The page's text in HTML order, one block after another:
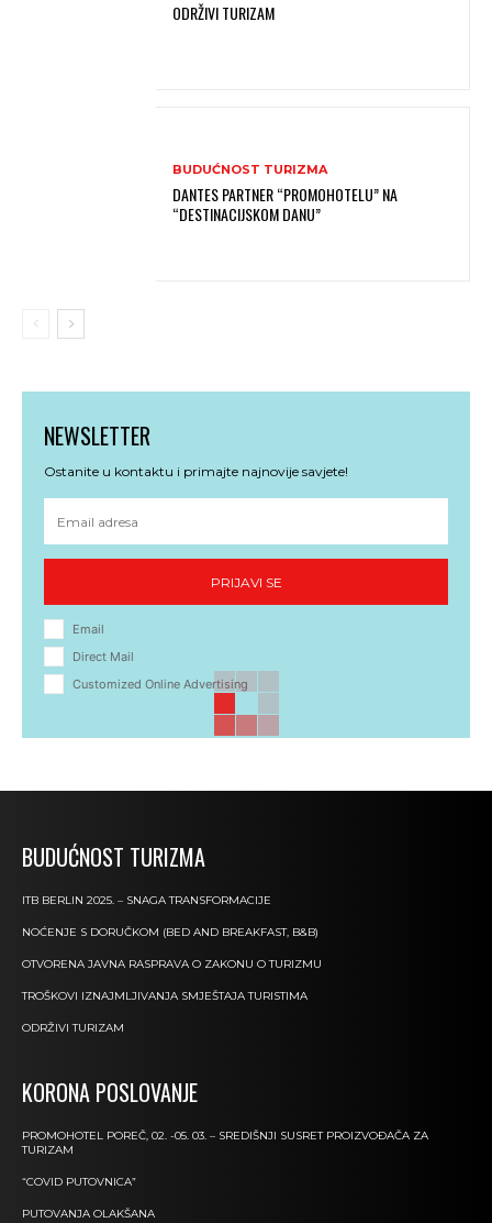
ODRŽIVI TURIZAM
BUDUĆNOST TURIZMA
DANTES PARTNER “PROMOHOTELU” NA
“DESTINACIJSKOM DANU”
NEWSLETTER
Ostanite u kontaktu i primajte najnovije savjete!
PRIJAVI SE
Email
Direct Mail
Customized Online Advertising
BUDUĆNOST TURIZMA
ITB BERLIN 2025. – SNAGA TRANSFORMACIJE
NOĆENJE S DORUČKOM (BED AND BREAKFAST, B&B)
OTVORENA JAVNA RASPRAVA O ZAKONU O TURIZMU
TROŠKOVI IZNAJMLJIVANJA SMJEŠTAJA TURISTIMA
ODRŽIVI TURIZAM
KORONA POSLOVANJE
PROMOHOTEL POREČ, 02. -05. 03. – SREDIŠNJI SUSRET PROIZVOĐAČA ZA
TURIZAM
“COVID PUTOVNICA”
PUTOVANJA OLAKŠANA